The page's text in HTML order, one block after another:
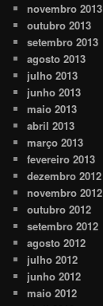
novembro 2013
outubro 2013
setembro 2013
agosto 2013
julho 2013
junho 2013
maio 2013
abril 2013
março 2013
fevereiro 2013
dezembro 2012
novembro 2012
outubro 2012
setembro 2012
agosto 2012
julho 2012
junho 2012
maio 2012